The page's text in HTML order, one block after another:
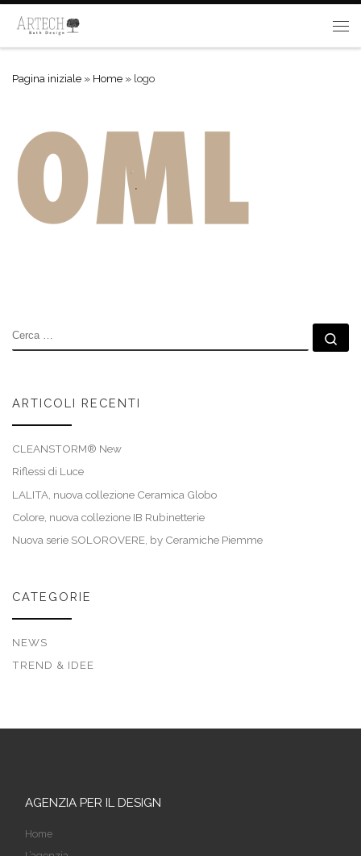
Passa al contenuto
Pagina iniziale » Home » logo
CERCA
ARTICOLI RECENTI
CLEANSTORM® New
Riflessi di Luce
LALITA, nuova collezione Ceramica Globo
Colore, nuova collezione IB Rubinetterie
Nuova serie SOLOROVERE, by Ceramiche Piemme
CATEGORIE
NEWS
TREND & IDEE
AGENZIA PER IL DESIGN
Home